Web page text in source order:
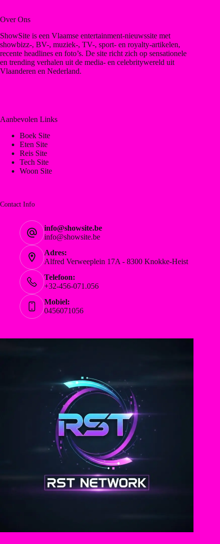
Over Ons
ShowSite is een Vlaamse entertainment-nieuwssite met
showbizz-, BV-, muziek-, TV-, sport- en royalty-artikelen,
recente headlines en foto’s. De site richt zich op sensationele
en trending verhalen uit de media- en celebritywereld uit
Vlaanderen en Nederland.
Aanbevolen Links
Boek Site
Eten Site
Reis Site
Tech Site
Woon Site
Contact Info
info@showsite.be
info@showsite.be
Adres:
Alfred Verweeplein 17A - 8300 Knokke-Heist
Telefoon:
+32-456-071.056
Mobiel:
0456071056